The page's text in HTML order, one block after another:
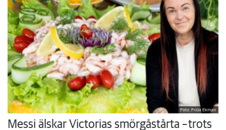
Foto: Frida Ekman
Messi älskar Victorias smörgåstårta – trots